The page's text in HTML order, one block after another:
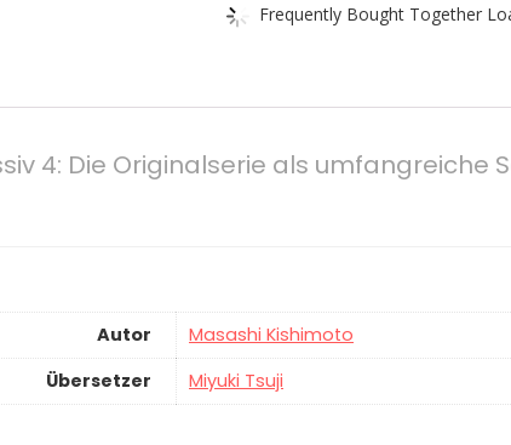
Frequently Bought Together
4: Die Originalserie als
Autor
Masashi Kishimoto
Übersetzer
Miyuki Tsuji